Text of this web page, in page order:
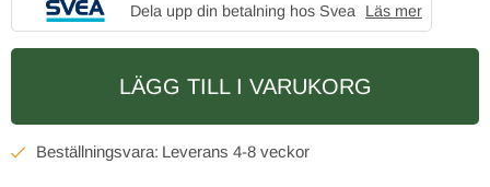
Dela upp din betalning hos Svea Läs mer
LÄGG TILL I VARUKORG
4-8 veckor